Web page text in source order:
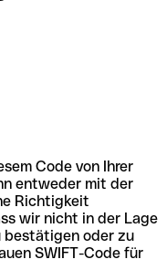
Code von Ihrer
entweder mit der
Richtigkeit
wir nicht in der Lage
bestätigen oder zu
SWIFT-Code für